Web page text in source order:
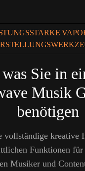
Sie in
Musik
benötigen
vollständige kreative
Funktionen für
Musiker und